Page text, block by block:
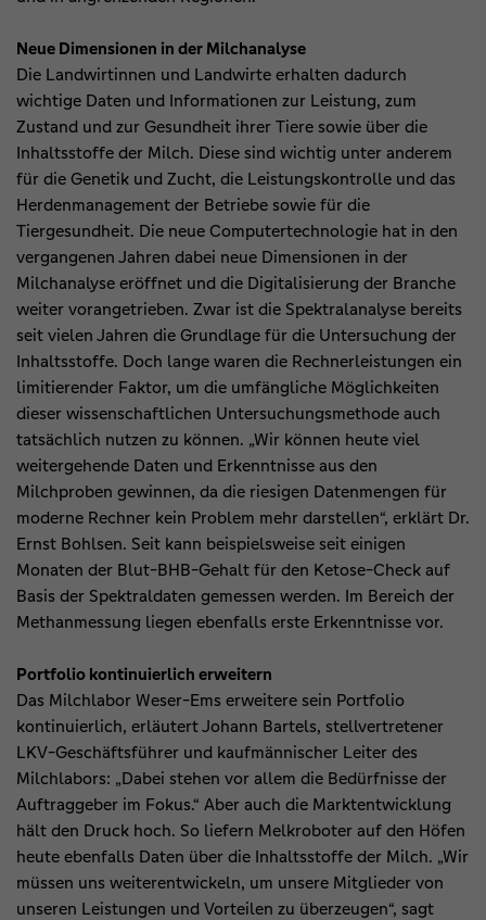
Neue Dimensionen in der Milchanalyse
Die Landwirtinnen und Landwirte erhalten dadurch
wichtige Daten und Informationen zur Leistung, zum
Zustand und zur Gesundheit ihrer Tiere sowie über die
Inhaltsstoffe der Milch. Diese sind wichtig unter anderem
für die Genetik und Zucht, die Leistungskontrolle und das
Herdenmanagement der Betriebe sowie für die
Tiergesundheit. Die neue Computertechnologie hat in den
vergangenen Jahren dabei neue Dimensionen in der
Milchanalyse eröffnet und die Digitalisierung der Branche
weiter vorangetrieben. Zwar ist die Spektralanalyse bereits
seit vielen Jahren die Grundlage für die Untersuchung der
Inhaltsstoffe. Doch lange waren die Rechnerleistungen ein
limitierender Faktor, um die umfängliche Möglichkeiten
dieser wissenschaftlichen Untersuchungsmethode auch
tatsächlich nutzen zu können. „Wir können heute viel
weitergehende Daten und Erkenntnisse aus den
Milchproben gewinnen, da die riesigen Datenmengen für
moderne Rechner kein Problem mehr darstellen“, erklärt Dr.
Ernst Bohlsen. Seit kann beispielsweise seit einigen
Monaten der Blut-BHB-Gehalt für den Ketose-Check auf
Basis der Spektraldaten gemessen werden. Im Bereich der
Methanmessung liegen ebenfalls erste Erkenntnisse vor.
Portfolio kontinuierlich erweitern
Das Milchlabor Weser-Ems erweitere sein Portfolio
kontinuierlich, erläutert Johann Bartels, stellvertretener
LKV-Geschäftsführer und kaufmännischer Leiter des
Milchlabors: „Dabei stehen vor allem die Bedürfnisse der
Auftraggeber im Fokus.“ Aber auch die Marktentwicklung
hält den Druck hoch. So liefern Melkroboter auf den Höfen
heute ebenfalls Daten über die Inhaltsstoffe der Milch. „Wir
müssen uns weiterentwickeln, um unsere Mitglieder von
unseren Leistungen und Vorteilen zu überzeugen“, sagt